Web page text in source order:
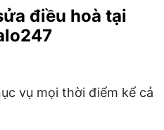
điều hoà tại
vụ mọi thời điểm kể cả